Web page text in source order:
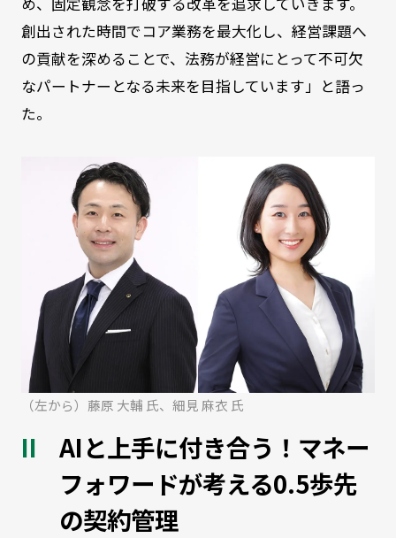
創出された時間でコア業務を最大化し、経営課題へ
の貢献を深めることで、法務が経営にとって不可欠
なパートナーとなる未来を目指しています」と語っ
た。
（左から）藤原 大輔 氏、細見 麻衣 氏
AIと上手に付き合う！マネー
フォワードが考える0.5歩先
の契約管理